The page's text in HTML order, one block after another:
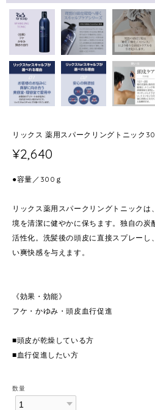
リックス 薬用スパークリングトニック
¥2,640
●容量／300ｇ
リックス薬用スパークリングトニック
境を清潔に健やかに保ちます。独自の炭
活性化。洗髪後の頭皮に直接スプレーし
い爽快感を与えます。
《効果・効能》
フケ・かゆみ・頭皮血行促進
■頭皮が乾燥している方
■血行促進したい方
数量